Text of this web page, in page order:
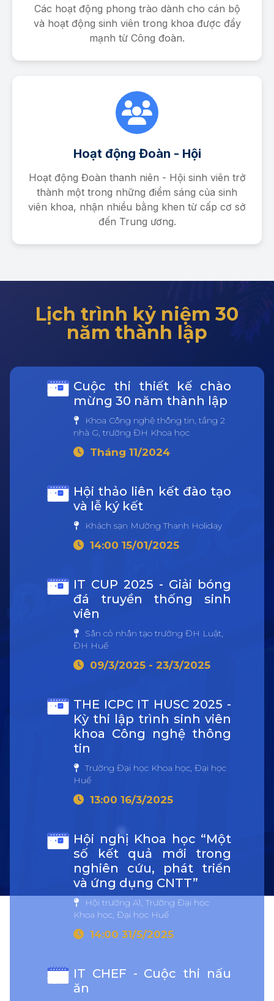
Các hoạt động phong trào dành cho cán bộ
và hoạt động sinh viên trong khoa được đẩy
mạnh từ Công đoàn.
Hoạt động Đoàn - Hội
Hoạt động Đoàn thanh niên - Hội sinh viên trở
thành một trong những điểm sáng của sinh
viên khoa, nhận nhiều bằng khen từ cấp cơ sở
đến Trung ương.
Lịch trình kỷ niệm 30
năm thành lập
Cuộc thi thiết kế chào
mừng 30 năm thành lập
Khoa Công nghệ thông tin, tầng 2
nhà G, trường ĐH Khoa học
Tháng 11/2024
Hội thảo liên kết đào tạo
và lễ ký kết
Khách sạn Mường Thanh Holiday
14:00 15/01/2025
IT CUP 2025 - Giải bóng
đá truyền thống sinh
viên
Sân cỏ nhân tạo trường ĐH Luật,
ĐH Huế
09/3/2025 - 23/3/2025
THE ICPC IT HUSC 2025 -
Kỳ thi lập trình sinh viên
khoa Công nghệ thông
tin
Trường Đại học Khoa học, Đại học
Huế
13:00 16/3/2025
Hội nghị Khoa học “Một
số kết quả mới trong
nghiên cứu, phát triển
và ứng dụng CNTT”
Hội trường A1, Trường Đại học
Khoa học, Đại học Huế
14:00 31/5/2025
IT CHEF - Cuộc thi nấu
ăn